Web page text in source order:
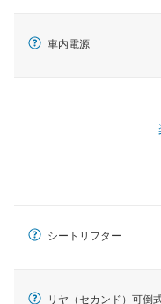
車内電源
シートリフター
リヤ（セカンド）可倒